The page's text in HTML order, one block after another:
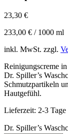
23,30 €
233,00 € / 1000 ml
inkl. MwSt. zzgl.
Reinigungscreme
Dr. Spiller’s
Schmutzpartikeln
Hautgefühl.
Lieferzeit: 2-3 Tage
Dr. Spiller’s